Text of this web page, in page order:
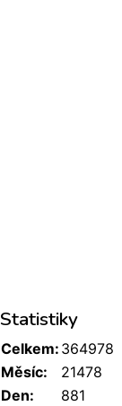
Statistiky
Celkem: 364978
Měsíc:
21478
Den:
881